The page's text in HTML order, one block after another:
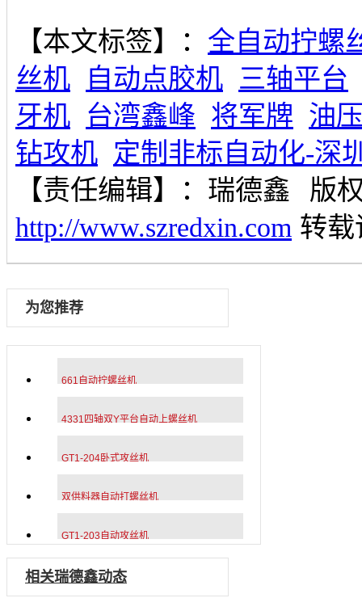
【本文标签】： 全自动拧螺
丝机
自动点胶机 三轴平台
牙机 台湾鑫峰 将军牌 油
钻攻机 定制非标自动化-深
【责任编辑】： 瑞德鑫
版
http://www.szredxin.com 转载
为您推荐
661自动拧螺丝机
4331四轴双Y平台自动上螺丝机
GT1-204卧式攻丝机
双供料器自动打螺丝机
GT1-203自动攻丝机
相关瑞德鑫动态